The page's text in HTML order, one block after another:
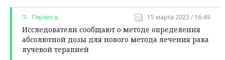
Перевод 15 марта 2023 / 16:49
Исследователи сообщают о методе определения
абсолютной дозы для нового метода лечения рака
лучевой терапией